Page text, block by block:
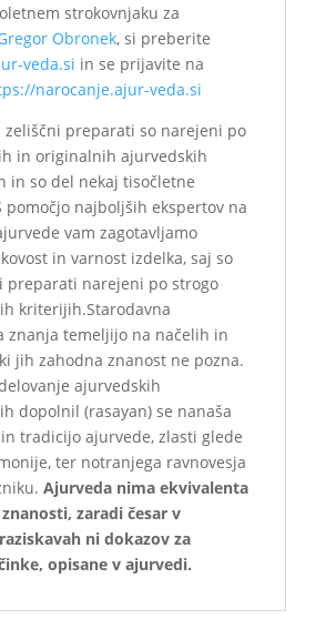
strokovnjaku za
Obronek, si preberite
veda.si in se prijavite na
narocanje.ajur-veda.si
zeliščni preparati so narejeni po
in originalnih ajurvedskih
in so del nekaj tisočletne
pomočjo najboljših ekspertov na
vam zagotavljamo
in varnost izdelka, saj so
preparati narejeni po strogo
kriterijih.Starodavna
znanja temeljijo na načelih in
jih zahodna znanost ne pozna.
ajurvedskih
dopolnil (rasayan) se nanaša
tradicijo ajurvede, zlasti glede
ter notranjega ravnovesja
Ajurveda nima ekvivalenta
zaradi česar v
ni dokazov za
opisane v ajurvedi.